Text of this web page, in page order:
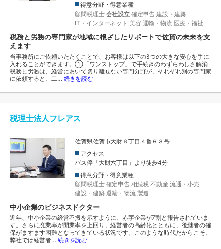
得意分野・得意業種
顧問税理士 会社設立 確定申告 建設・建築
IT・インターネット 美容 運輸・物流 医療・福祉
税務と労務の専門家が地域に根ざしたサポートで佐賀の未来を支
えます
当事務所にご依頼いただくことで、お客様は以下の3つの大きな安心を手に
入れることができます。①「ワンストップ」で手続きのわずらわしさ解消
税務と労務は、経営において切り離せない専門分野が、それぞれ別の専門家
に依頼すると、二… 続きを読む
税理士法人フレアス
佐賀県佐賀市大財６丁目４番６３号
アクセス
バス停「大財六丁目」より徒歩4分
得意分野・得意業種
顧問税理士 確定申告 相続税 不動産 流通・小売
建設・建築 運輸・物流 製造
中小企業のビジネスドクター
近年、中小企業の経営不振を示すように、赤字企業が7割と報告されていま
す。さらに廃業率が開業率を上回り、経営者の高齢化とともに、後継者の確
保がますます困難となってきている状況です。このような時代だからこそ、
弊社では経営者… 続きを読む